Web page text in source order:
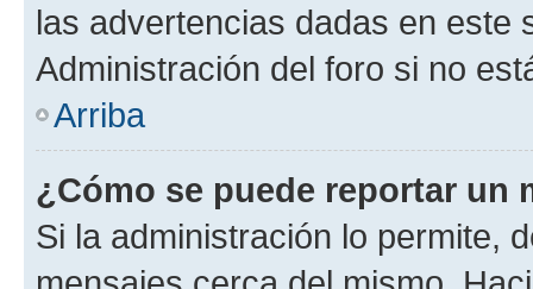
las advertencias dadas en este
Administración del foro si no
Arriba
¿Cómo se puede reportar un
Si la administración lo permite,